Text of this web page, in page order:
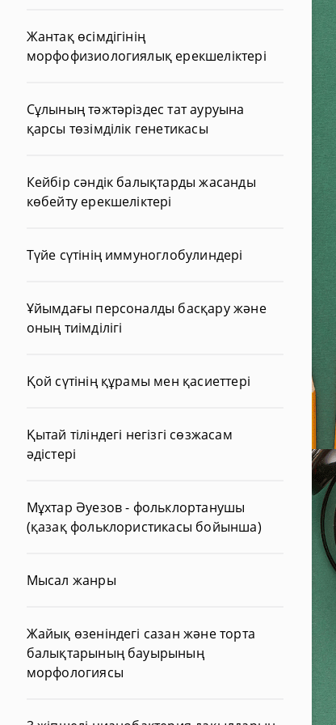
Жантақ өсімдігінің
морфофизиологиялық ерекшеліктері
Сұлының тәжтәріздес тат ауруына
қарсы төзімділік генетикасы
Кейбір сәндік балықтарды жасанды
көбейту ерекшеліктері
Түйе сүтінің иммуноглобулиндері
Ұйымдағы персоналды басқару және
оның тиімділігі
Қой сүтінің құрамы мен қасиеттері
Қытай тіліндегі негізгі сөзжасам
әдістері
Мұхтар Әуезов - фольклортанушы
(қазақ фольклористикасы бойынша)
Мысал жанры
Жайық өзеніндегі сазан және торта
балықтарының бауырының
морфологиясы